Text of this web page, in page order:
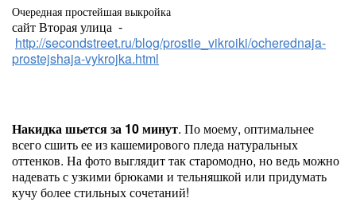
Очередная простейшая выкройка
сайт Вторая улица -
http://secondstreet.ru/blog/prostie_vikroiki/ocherednaja-
prostejshaja-vykrojka.html
Накидка шьется за 10 минут. По моему, оптимальнее
всего сшить ее из кашемирового пледа натуральных
оттенков. На фото выглядит так старомодно, но ведь можно
надевать с узкими брюками и тельняшкой или придумать
кучу более стильных сочетаний!